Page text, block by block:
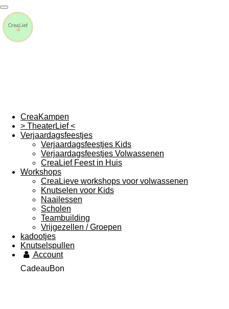
Ga
direct
naar
de
CreaKampen
> TheaterLief <
Verjaardagsfeestjes
Verjaardagsfeestjes Kids
Verjaardagsfeestjes Volwassenen
CreaLief Feest in Huis
Workshops
CreaLieve workshops voor volwassenen
Knutselen voor Kids
Naailessen
Scholen
Teambuilding
Vrijgezellen / Groepen
kadootjes
Knutselspullen
Account
CadeauBon